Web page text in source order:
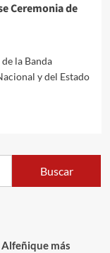
Ceremonia de
la Banda
y del Estado
más